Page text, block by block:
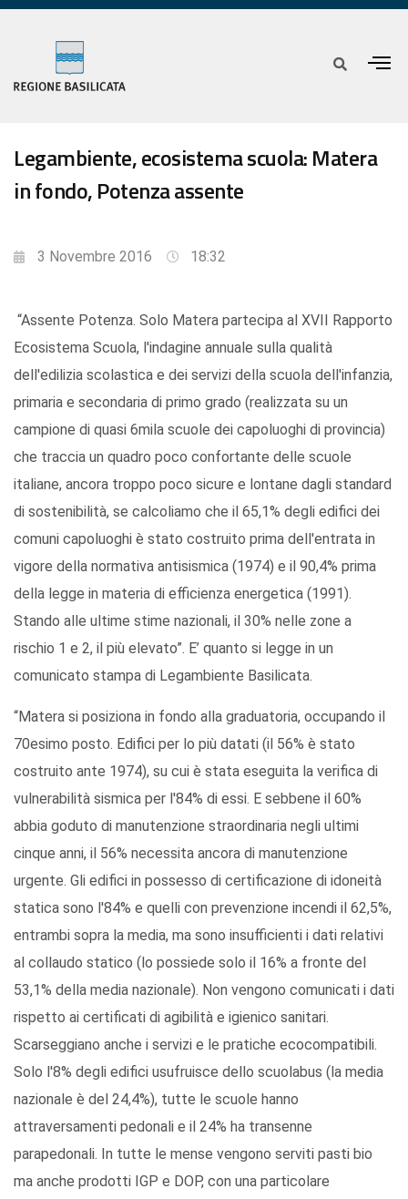
Legambiente, ecosistema scuola: Matera
in fondo, Potenza assente
3 Novembre 2016 18:32
“Assente Potenza. Solo Matera partecipa al XVII Rapporto
Ecosistema Scuola, l'indagine annuale sulla qualità
dell'edilizia scolastica e dei servizi della scuola dell'infanzia,
primaria e secondaria di primo grado (realizzata su un
campione di quasi 6mila scuole dei capoluoghi di provincia)
che traccia un quadro poco confortante delle scuole
italiane, ancora troppo poco sicure e lontane dagli standard
di sostenibilità, se calcoliamo che il 65,1% degli edifici dei
comuni capoluoghi è stato costruito prima dell'entrata in
vigore della normativa antisismica (1974) e il 90,4% prima
della legge in materia di efficienza energetica (1991).
Stando alle ultime stime nazionali, il 30% nelle zone a
rischio 1 e 2, il più elevato”. E’ quanto si legge in un
comunicato stampa di Legambiente Basilicata.
“Matera si posiziona in fondo alla graduatoria, occupando il
70esimo posto. Edifici per lo più datati (il 56% è stato
costruito ante 1974), su cui è stata eseguita la verifica di
vulnerabilità sismica per l'84% di essi. E sebbene il 60%
abbia goduto di manutenzione straordinaria negli ultimi
cinque anni, il 56% necessita ancora di manutenzione
urgente. Gli edifici in possesso di certificazione di idoneità
statica sono l'84% e quelli con prevenzione incendi il 62,5%,
entrambi sopra la media, ma sono insufficienti i dati relativi
al collaudo statico (lo possiede solo il 16% a fronte del
53,1% della media nazionale). Non vengono comunicati i dati
rispetto ai certificati di agibilità e igienico sanitari.
Scarseggiano anche i servizi e le pratiche ecocompatibili.
Solo l'8% degli edifici usufruisce dello scuolabus (la media
nazionale è del 24,4%), tutte le scuole hanno
attraversamenti pedonali e il 24% ha transenne
parapedonali. In tutte le mense vengono serviti pasti bio
ma anche prodotti IGP e DOP, con una particolare